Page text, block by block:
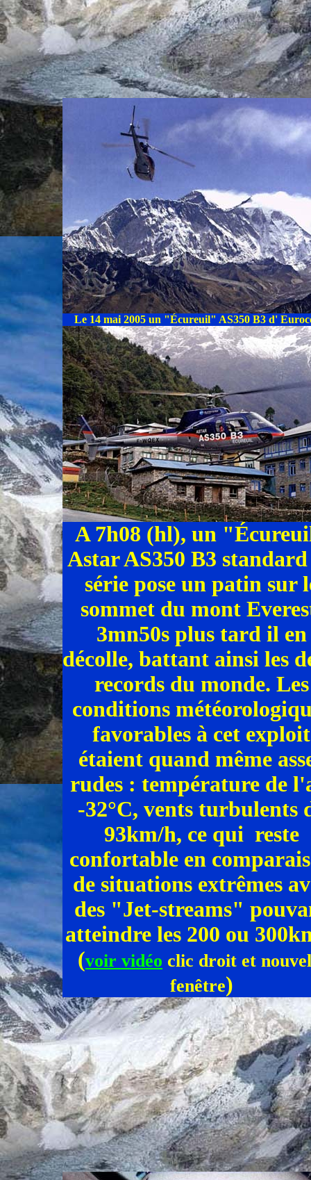
Le 14 mai 2005 un "Écureuil" AS350 B3 d'
A 7h08 (hl), un
Astar AS350 B3 standard
série pose un patin sur
sommet du mont
3mn50s plus tard il en
décolle, battant ainsi les
records du monde. Les
conditions
favorables à cet exploit
étaient quand même
rudes : température de
-32°C, vents turbulents
93km/h, ce qui reste
confortable en
de situations extrêmes
des "Jet-streams"
atteindre les 200 ou
(voir vidéo clic droit et
fenêtre)